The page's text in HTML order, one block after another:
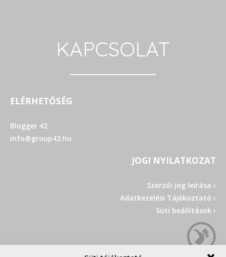
KAPCSOLAT
ELÉRHETŐSÉG
Blogger 42
info@group42.hu
JOGI NYILATKOZAT
Szerzői jog leírása ›
Adatkezelési Tájékoztató ›
Süti beállítások ›